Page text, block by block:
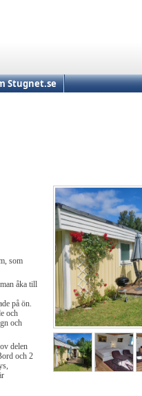
Stugnet.se
som
åka till
på ön.
och
och
delen
och 2